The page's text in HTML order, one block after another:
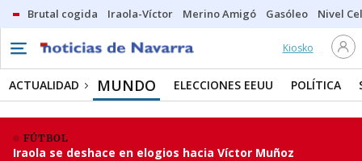
Brutal cogida Iraola-Víctor Merino Amigó Gasóleo Nivel
Kiosko
ACTUALIDAD MUNDO ELECCIONES EEUU POLÍTICA
FÚTBOL
Iraola se deshace en elogios hacia Víctor Muñoz